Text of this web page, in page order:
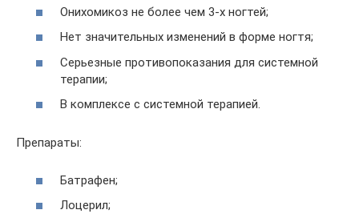
Онихомикоз не более чем 3-х ногтей;
Нет значительных изменений в форме ногтя;
Серьезные противопоказания для системной
терапии;
В комплексе с системной терапией.
Препараты:
Батрафен;
Лоцерил;